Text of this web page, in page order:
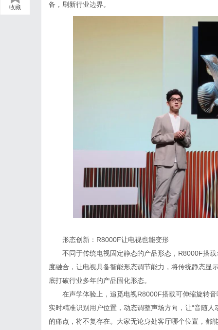
收藏
备，刷新行业边界。
形态创新：R8000F让电视也能变形
不同于传统电视固定静态的产品形态，R8000F搭
度融合，让电视具备智能形态调节能力，将传统静态显
底打破行业多年的产品固化形态。
在声学体验上，追觅电视R8000F搭载可伸缩旋转
实时精准识别用户位置，动态调整声场方向，让“音随
的痛点，将不复存在。大家无论身处客厅哪个位置，